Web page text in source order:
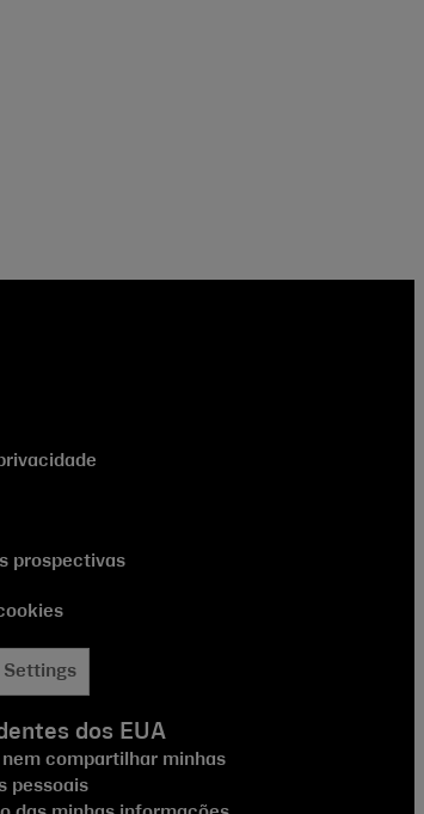
prospectivas
Settings
dos EUA
nem compartilhar minhas
pessoais